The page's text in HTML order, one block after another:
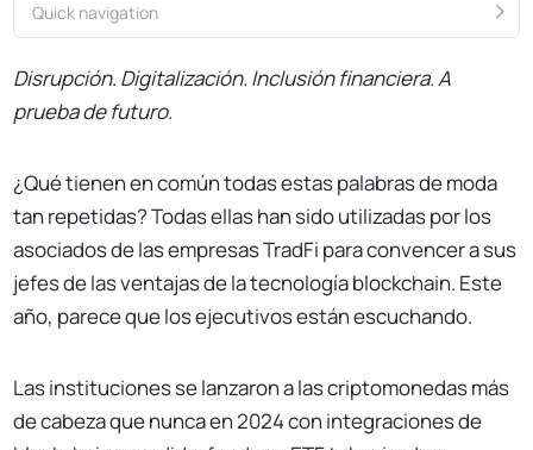
Quick navigation
Disrupción. Digitalización. Inclusión financiera. A
prueba de futuro.
¿Qué tienen en común todas estas palabras de moda
tan repetidas? Todas ellas han sido utilizadas por los
asociados de las empresas TradFi para convencer a sus
jefes de las ventajas de la tecnología blockchain. Este
año, parece que los ejecutivos están escuchando.
Las instituciones se lanzaron a las criptomonedas más
de cabeza que nunca en 2024 con integraciones de